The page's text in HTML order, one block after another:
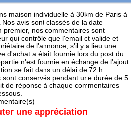
maison individuelle à 30km de Paris à
Nos avis sont classés de la date
premier, nos commentaires sont
qui contrôle que l'email et valide et
de l'annonce, s'il y a lieu une
d'achat a était fournie lors du post du
n'est fournie en échange de l'ajout
se fait dans un délai de 72 h
sont conservés pendant une durée de 5
de réponse à chaque commentaires
une appréciation